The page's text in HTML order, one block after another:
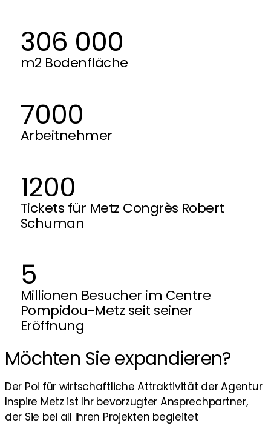
306 000
m2 Bodenfläche
7000
Arbeitnehmer
1200
Tickets für Metz Congrès Robert
Schuman
5
Millionen Besucher im Centre
Pompidou-Metz seit seiner
Eröffnung
Möchten Sie expandieren?
Der Pol für wirtschaftliche Attraktivität der Agentur
Inspire Metz ist Ihr bevorzugter Ansprechpartner,
der Sie bei all Ihren Projekten begleitet